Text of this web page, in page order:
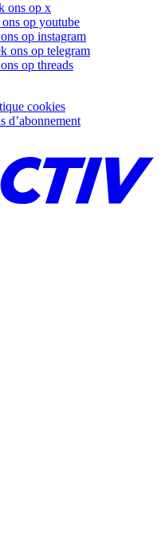
ons op x
op youtube
op instagram
ons op telegram
op threads
cookies
d’abonnement